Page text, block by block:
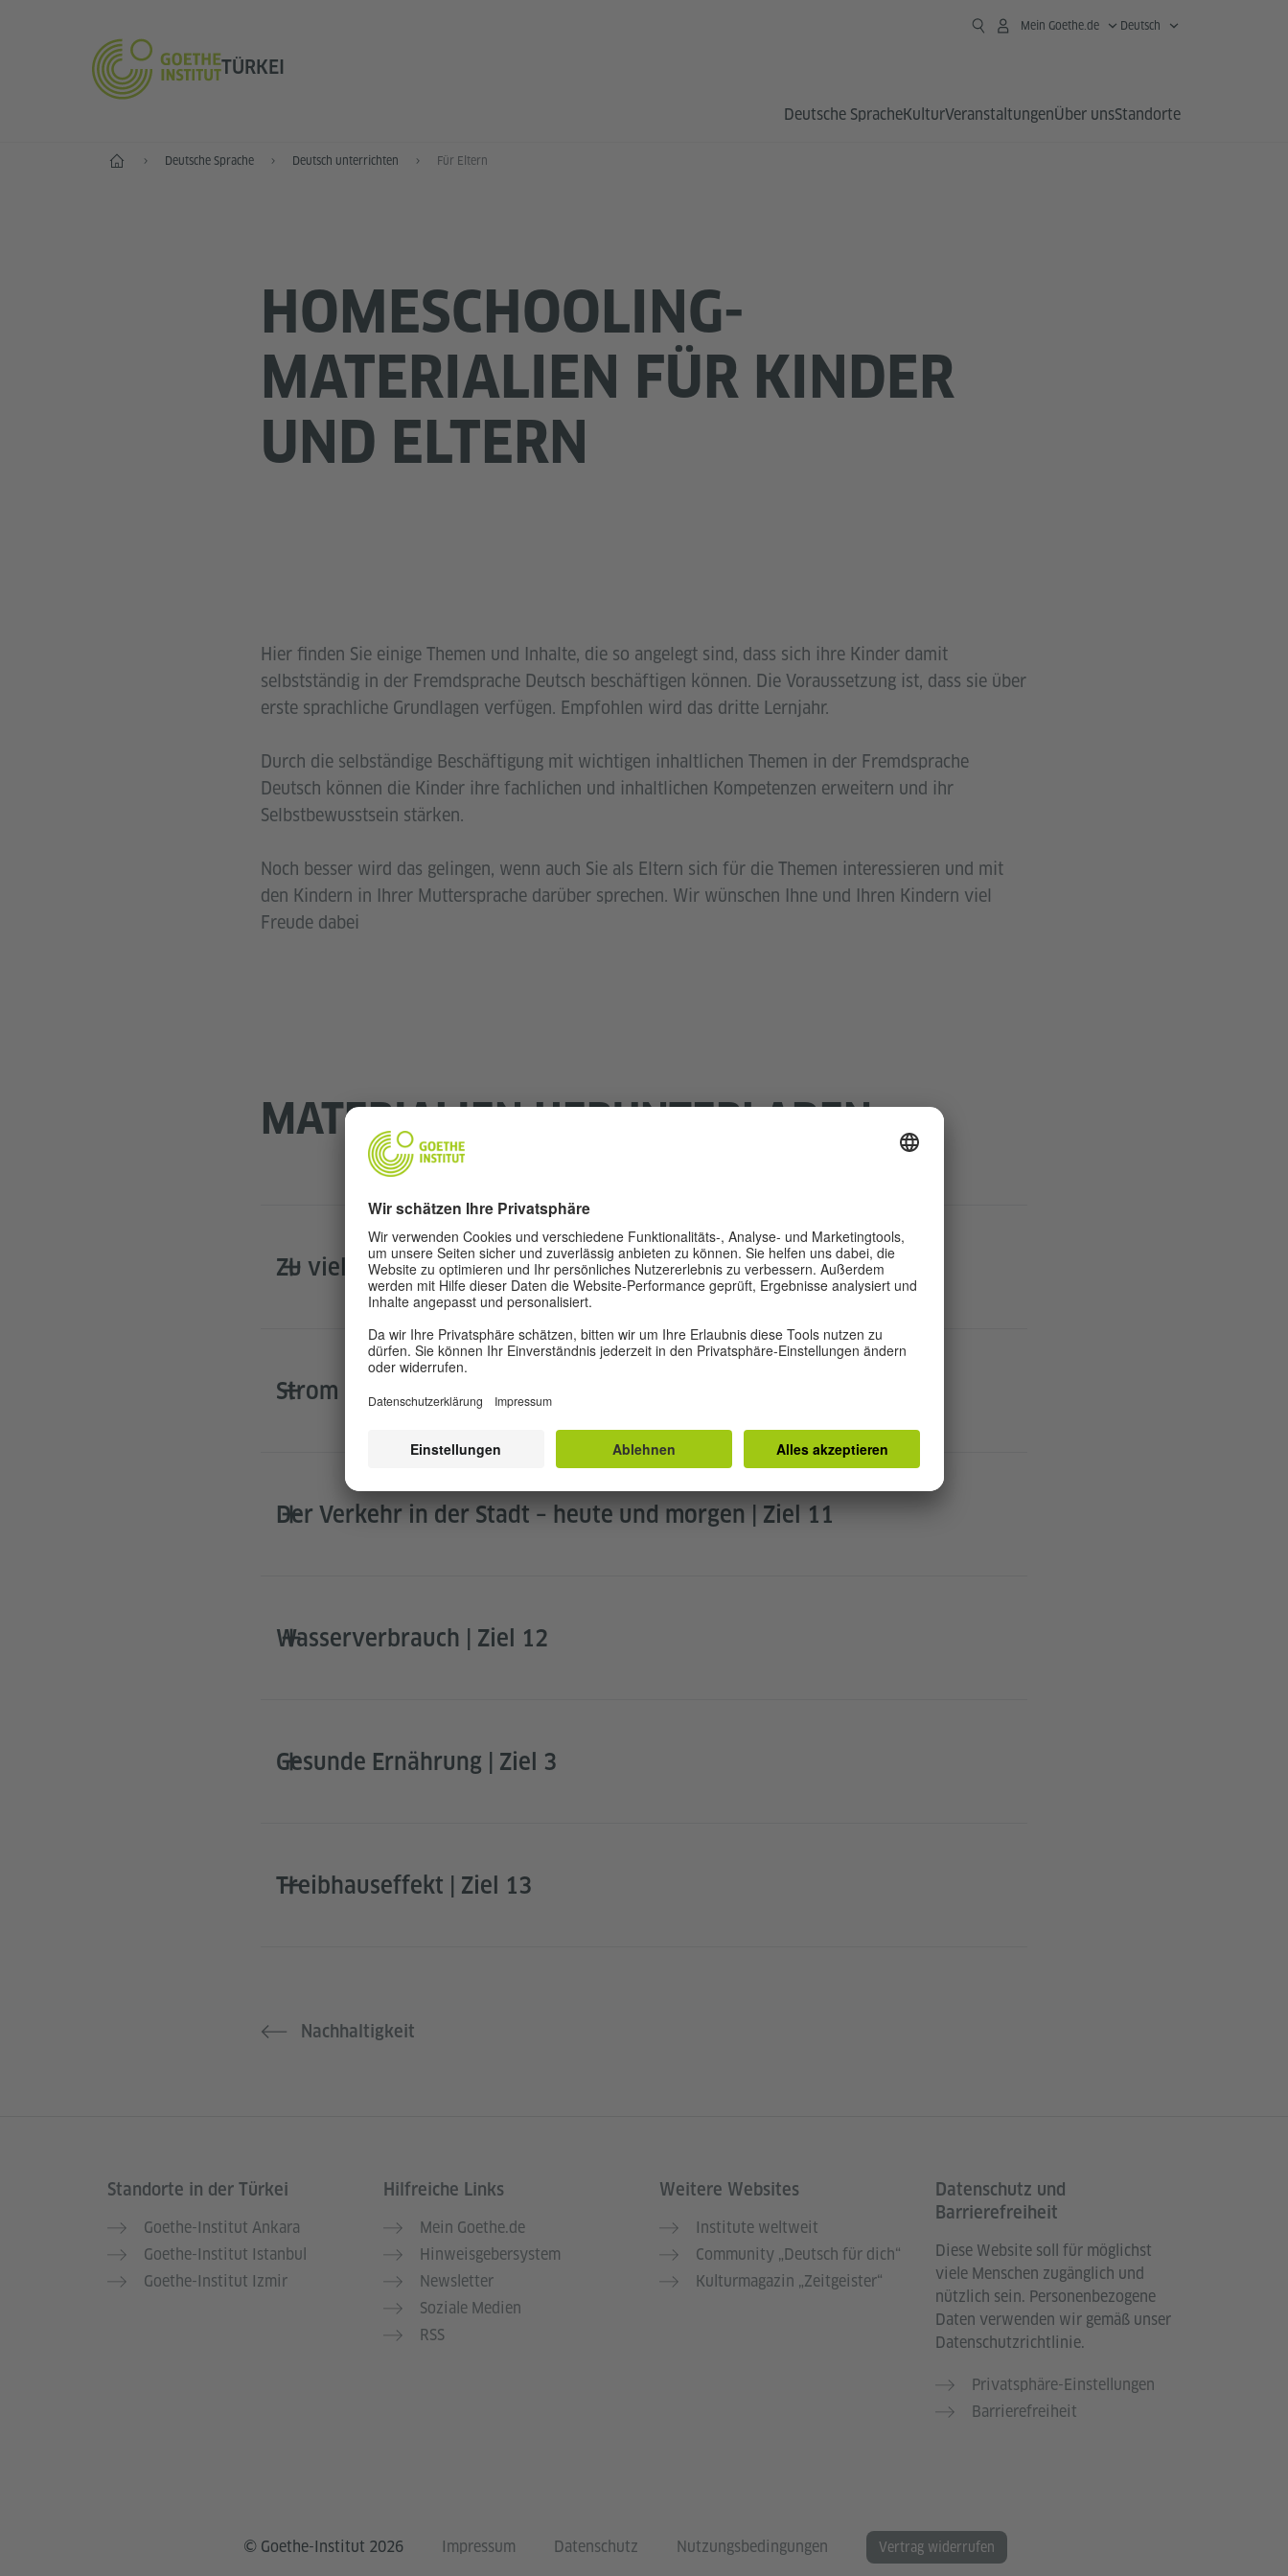
TÜRKEI
Mein Goethe.de Deutsch
Deutsche SpracheKulturVeranstaltungenÜber unsStandorte
Start Deutsche Sprache Deutsch unterrichten Für Eltern
HOMESCHOOLING-
MATERIALIEN FÜR KINDER
UND ELTERN
Hier finden Sie einige Themen und Inhalte, die so angelegt sind, dass sich ihre Kinder damit
selbstständig in der Fremdsprache Deutsch beschäftigen können. Die Voraussetzung ist, dass sie über
erste sprachliche Grundlagen verfügen. Empfohlen wird das dritte Lernjahr.
Durch die selbständige Beschäftigung mit wichtigen inhaltlichen Themen in der Fremdsprache
Deutsch können die Kinder ihre fachlichen und inhaltlichen Kompetenzen erweitern und ihr
Selbstbewusstsein stärken.
Noch besser wird das gelingen, wenn auch Sie als Eltern sich für die Themen interessieren und mit
den Kindern in Ihrer Muttersprache darüber sprechen. Wir wünschen Ihne und Ihren Kindern viel
Freude dabei
MATERIALIEN HERUNTERLADEN
Zu viel Papier | Ziel 12, Ziel 15
Strom – Verbrauch und Herkunft | Ziel 7
Der Verkehr in der Stadt – heute und morgen | Ziel 11
Wasserverbrauch | Ziel 12
Gesunde Ernährung | Ziel 3
Treibhauseffekt | Ziel 13
Nachhaltigkeit
Service- und Informationsbereich
Standorte in der Türkei
Goethe-Institut Ankara
Goethe-Institut Istanbul
Goethe-Institut Izmir
Hilfreiche Links
Mein Goethe.de
Hinweisgebersystem
Newsletter
Soziale Medien
RSS
Weitere Websites
Institute weltweit
Community „Deutsch für dich“
Kulturmagazin „Zeitgeister“
Datenschutz und
Barrierefreiheit
Diese Website soll für möglichst
viele Menschen zugänglich und
nützlich sein. Personenbezogene
Daten verwenden wir gemäß unser
Datenschutzrichtlinie.
Privatsphäre-Einstellungen
Barrierefreiheit
© Goethe-Institut 2026 Impressum Datenschutz Nutzungsbedingungen Vertrag widerrufen